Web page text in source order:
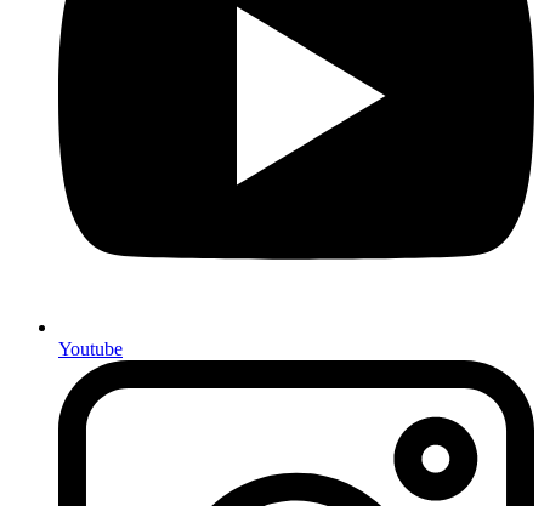
Youtube